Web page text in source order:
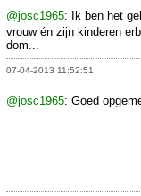
@josc1965: Ik ben het
vrouw én zijn kinderen
dom...
07-04-2013 11:52:51
@josc1965: Goed